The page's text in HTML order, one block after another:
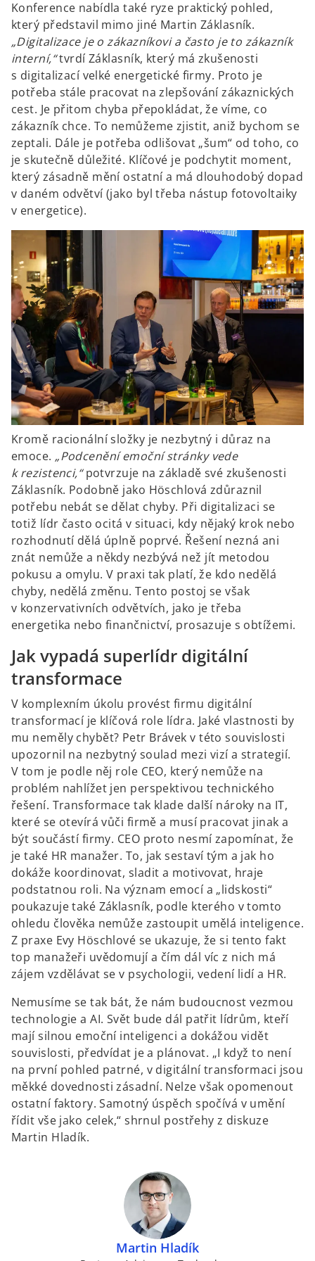
Konference nabídla také ryze praktický pohled,
který představil mimo jiné Martin Záklasník.
„Digitalizace je o zákazníkovi a často je to zákazník
interní,“tvrdí Záklasník, který má zkušenosti
s digitalizací velké energetické firmy. Proto je
potřeba stále pracovat na zlepšování zákaznických
cest. Je přitom chyba přepokládat, že víme, co
zákazník chce. To nemůžeme zjistit, aniž bychom se
zeptali. Dále je potřeba odlišovat „šum“ od toho, co
je skutečně důležité. Klíčové je podchytit moment,
který zásadně mění ostatní a má dlouhodobý dopad
v daném odvětví (jako byl třeba nástup fotovoltaiky
v energetice).
Kromě racionální složky je nezbytný i důraz na
emoce. „Podcenění emoční stránky vede
k rezistenci,“potvrzuje na základě své zkušenosti
Záklasník. Podobně jako Höschlová zdůraznil
potřebu nebát se dělat chyby. Při digitalizaci se
totiž lídr často ocitá v situaci, kdy nějaký krok nebo
rozhodnutí dělá úplně poprvé. Řešení nezná ani
znát nemůže a někdy nezbývá než jít metodou
pokusu a omylu. V praxi tak platí, že kdo nedělá
chyby, nedělá změnu. Tento postoj se však
v konzervativních odvětvích, jako je třeba
energetika nebo finančnictví, prosazuje s obtížemi.
Jak vypadá superlídr digitální
transformace
V komplexním úkolu provést firmu digitální
transformací je klíčová role lídra. Jaké vlastnosti by
mu neměly chybět? Petr Brávek v této souvislosti
upozornil na nezbytný soulad mezi vizí a strategií.
V tom je podle něj role CEO, který nemůže na
problém nahlížet jen perspektivou technického
řešení. Transformace tak klade další nároky na IT,
které se otevírá vůči firmě a musí pracovat jinak a
být součástí firmy. CEO proto nesmí zapomínat, že
je také HR manažer. To, jak sestaví tým a jak ho
dokáže koordinovat, sladit a motivovat, hraje
podstatnou roli. Na význam emocí a „lidskosti“
poukazuje také Záklasník, podle kterého v tomto
ohledu člověka nemůže zastoupit umělá inteligence.
Z praxe Evy Höschlové se ukazuje, že si tento fakt
top manažeři uvědomují a čím dál víc z nich má
zájem vzdělávat se v psychologii, vedení lidí a HR.
Nemusíme se tak bát, že nám budoucnost vezmou
technologie a AI. Svět bude dál patřit lídrům, kteří
mají silnou emoční inteligenci a dokážou vidět
souvislosti, předvídat je a plánovat. „I když to není
na první pohled patrné, v digitální transformaci jsou
měkké dovednosti zásadní. Nelze však opomenout
ostatní faktory. Samotný úspěch spočívá v umění
řídit vše jako celek,“ shrnul postřehy z diskuze
Martin Hladík.
Martin Hladík